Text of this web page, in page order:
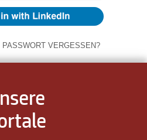
PASSWORT VERGESSEN?